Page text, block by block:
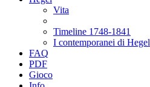
Vita
Timeline 1748-1841
I contemporanei di Hegel
FAQ
PDF
Gioco